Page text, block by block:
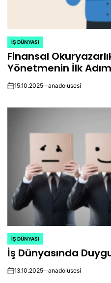
POSTED
IN
İŞ DÜNYASI
Finansal
Yönetmenin İlk
on15.10.2025 anadolusesi
POSTED
IN
İŞ DÜNYASI
İş Dünyasında
on13.10.2025 anadolusesi